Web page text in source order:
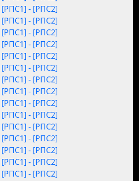
[РПС1] - [РПС2]
[РПС1] - [РПС2]
[РПС1] - [РПС2]
[РПС1] - [РПС2]
[РПС1] - [РПС2]
[РПС1] - [РПС2]
[РПС1] - [РПС2]
[РПС1] - [РПС2]
[РПС1] - [РПС2]
[РПС1] - [РПС2]
[РПС1] - [РПС2]
[РПС1] - [РПС2]
[РПС1] - [РПС2]
[РПС1] - [РПС2]
[РПС1] - [РПС2]